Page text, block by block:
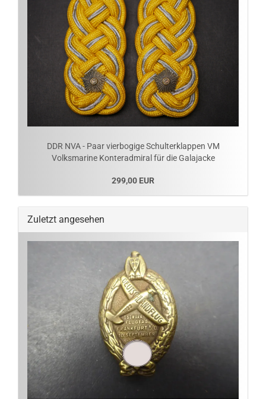
DDR NVA - Paar vierbogige Schulterklappen VM
Volksmarine Konteradmiral für die Galajacke
299,00 EUR
Zuletzt angesehen